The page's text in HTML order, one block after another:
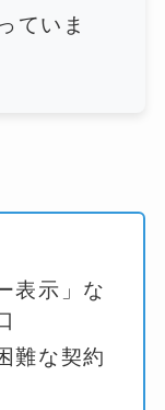
ていま
表示」な
難な契約